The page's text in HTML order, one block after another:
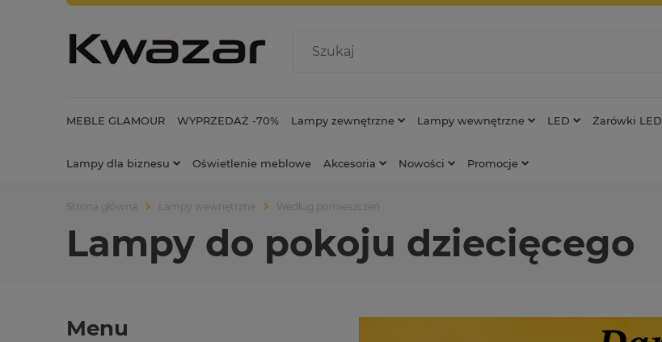
MEBLE GLAMOUR WYPRZEDAŻ -70% Lampy zewnętrzne Lampy wewnętrzne LED Żarówki LED
Lampy dla biznesu Oświetlenie meblowe Akcesoria Nowości Promocje
Strona główna Lampy wewnętrzne Według pomieszczeń
Lampy do pokoju dziecięcego
Menu